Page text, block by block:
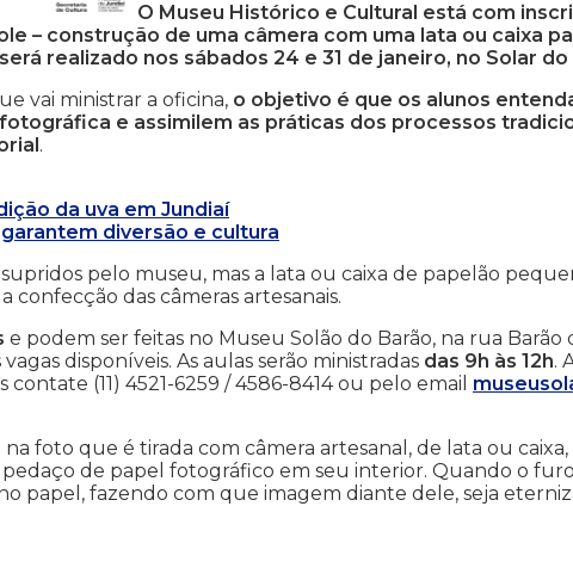
O Museu Histórico e Cultural está com
– construção de uma câmera com uma lata ou caixa
realizado nos sábados 24 e 31 de janeiro, no Solar do
vai ministrar a oficina, o objetivo é que os alunos
e assimilem as práticas dos processos
.
da uva em Jundiaí
diversão e cultura
pelo museu, mas a lata ou caixa de papelão
confecção das câmeras artesanais.
e podem ser feitas no Museu Solão do Barão, na rua Barão
disponíveis. As aulas serão ministradas das 9h às 12h.
contate (11) 4521-6259 / 4586-8414 ou pelo email
foto que é tirada com câmera artesanal, de lata ou
de papel fotográfico em seu interior. Quando o
papel, fazendo com que imagem diante dele, seja